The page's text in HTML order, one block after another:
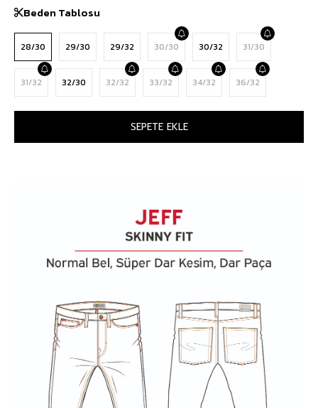
Beden Tablosu
28/30 29/30 29/32 30/30 30/32 31/30
31/32 32/30 32/32 33/32 34/32 36/32